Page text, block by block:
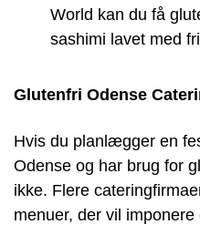
World kan du få
sashimi lavet med
Glutenfri Odense
Hvis du planlægger en
Odense og har brug for
ikke. Flere
menuer, der vil